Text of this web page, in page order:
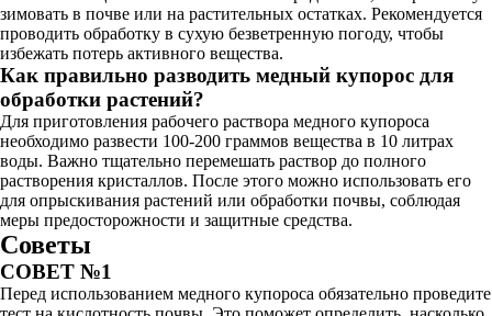
зимовать в почве или на растительных остатках. Рекомендуется
проводить обработку в сухую безветренную погоду, чтобы
избежать потерь активного вещества.
Как правильно разводить медный купорос для
обработки растений?
Для приготовления рабочего раствора медного купороса
необходимо развести 100-200 граммов вещества в 10 литрах
воды. Важно тщательно перемешать раствор до полного
растворения кристаллов. После этого можно использовать его
для опрыскивания растений или обработки почвы, соблюдая
меры предосторожности и защитные средства.
Советы
СОВЕТ №1
Перед использованием медного купороса обязательно проведите